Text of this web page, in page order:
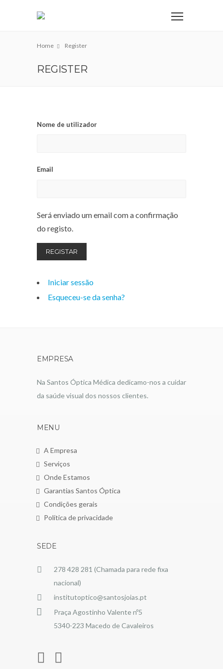
Home Register
REGISTER
Nome de utilizador
Email
Será enviado um email com a confirmação
do registo.
REGISTAR
Iniciar sessão
Esqueceu-se da senha?
EMPRESA
Na Santos Óptica Médica dedicamo-nos a cuidar
da saúde visual dos nossos clientes.
MENU
A Empresa
Serviços
Onde Estamos
Garantias Santos Óptica
Condições gerais
Política de privacidade
SEDE
278 428 281 (Chamada para rede fixa
nacional)
institutoptico@santosjoias.pt
Praça Agostinho Valente nº5
5340-223 Macedo de Cavaleiros